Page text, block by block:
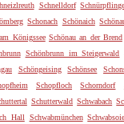
Schnelldorf
Schonach Schönaich
Königssee Schönau an der Brend
Schönbrunn im Steigerwald
Schöngeising Schönsee
Schopfloch Schorndorf
Schutterwald Schwabach
Hall Schwabmünchen